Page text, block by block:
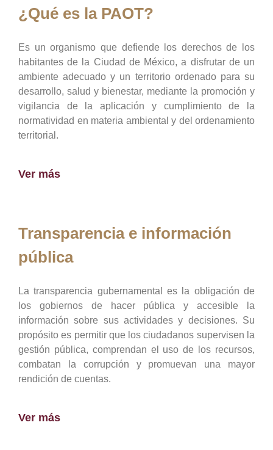
¿Qué es la PAOT?
Es un organismo que defiende los derechos de los
habitantes de la Ciudad de México, a disfrutar de un
ambiente adecuado y un territorio ordenado para su
desarrollo, salud y bienestar, mediante la promoción y
vigilancia de la aplicación y cumplimiento de la
normatividad en materia ambiental y del ordenamiento
territorial.
Ver más
Transparencia e información
pública
La transparencia gubernamental es la obligación de
los gobiernos de hacer pública y accesible la
información sobre sus actividades y decisiones. Su
propósito es permitir que los ciudadanos supervisen la
gestión pública, comprendan el uso de los recursos,
combatan la corrupción y promuevan una mayor
rendición de cuentas.
Ver más